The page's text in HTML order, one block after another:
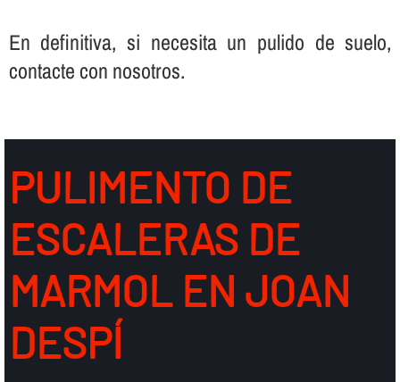
En definitiva, si necesita un pulido de suelo,
contacte con nosotros.
PULIMENTO DE
ESCALERAS DE
MARMOL EN JOAN
DESPÍ